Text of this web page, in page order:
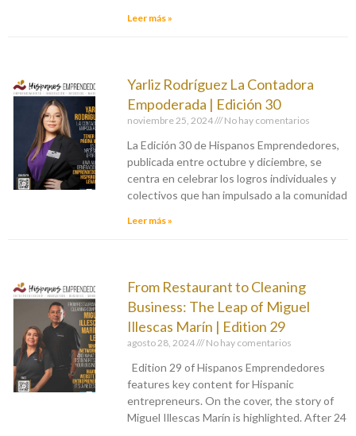
Leer más »
Yarliz Rodríguez La Contadora
Empoderada | Edición 30
noviembre 25, 2024 No hay comentarios
La Edición 30 de Hispanos Emprendedores,
publicada entre octubre y diciembre, se
centra en celebrar los logros individuales y
colectivos que han impulsado a la comunidad
Leer más »
From Restaurant to Cleaning
Business: The Leap of Miguel
Illescas Marín | Edition 29
agosto 28, 2024 No hay comentarios
Edition 29 of Hispanos Emprendedores
features key content for Hispanic
entrepreneurs. On the cover, the story of
Miguel Illescas Marín is highlighted. After 24